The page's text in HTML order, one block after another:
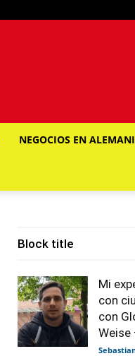
NEGOCIOS EN
Block title
Mi
con
con
Weise